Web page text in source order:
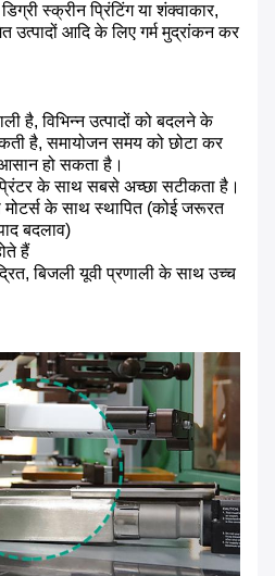
स्क्रीन प्रिंटिंग या शंक्वाकार,
उत्पादों आदि के लिए गर्म मुद्रांकन कर
है, विभिन्न उत्पादों को बदलने के
है, समायोजन समय को छोटा कर
हो सकता है।
के साथ सबसे अच्छा सटीकता है।
मोटर्स के साथ स्थापित (कोई जरूरत
बदलाव)
हैं
बिजली यूवी प्रणाली के साथ उच्च